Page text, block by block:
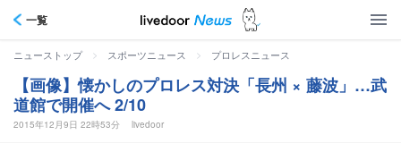
一覧
ニューストップ > スポーツニュース > プロレスニュース
【画像】懐かしのプロレス対決「長州 × 藤波」…武
道館で開催へ 2/10
2015年12月9日 22時53分 livedoor